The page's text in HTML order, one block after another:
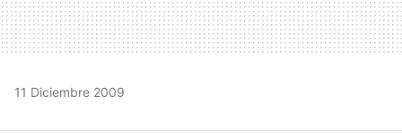
11 Diciembre 2009